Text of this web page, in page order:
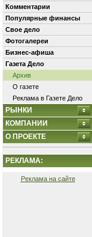
Комментарии
Популярные финансы
Свое дело
Фотогалереи
Бизнес-афиша
Газета Дело
Архив
О газете
Реклама в Газете Дело
РЫНКИ
КОМПАНИИ
О ПРОЕКТЕ
РЕКЛАМА:
Реклама на сайте